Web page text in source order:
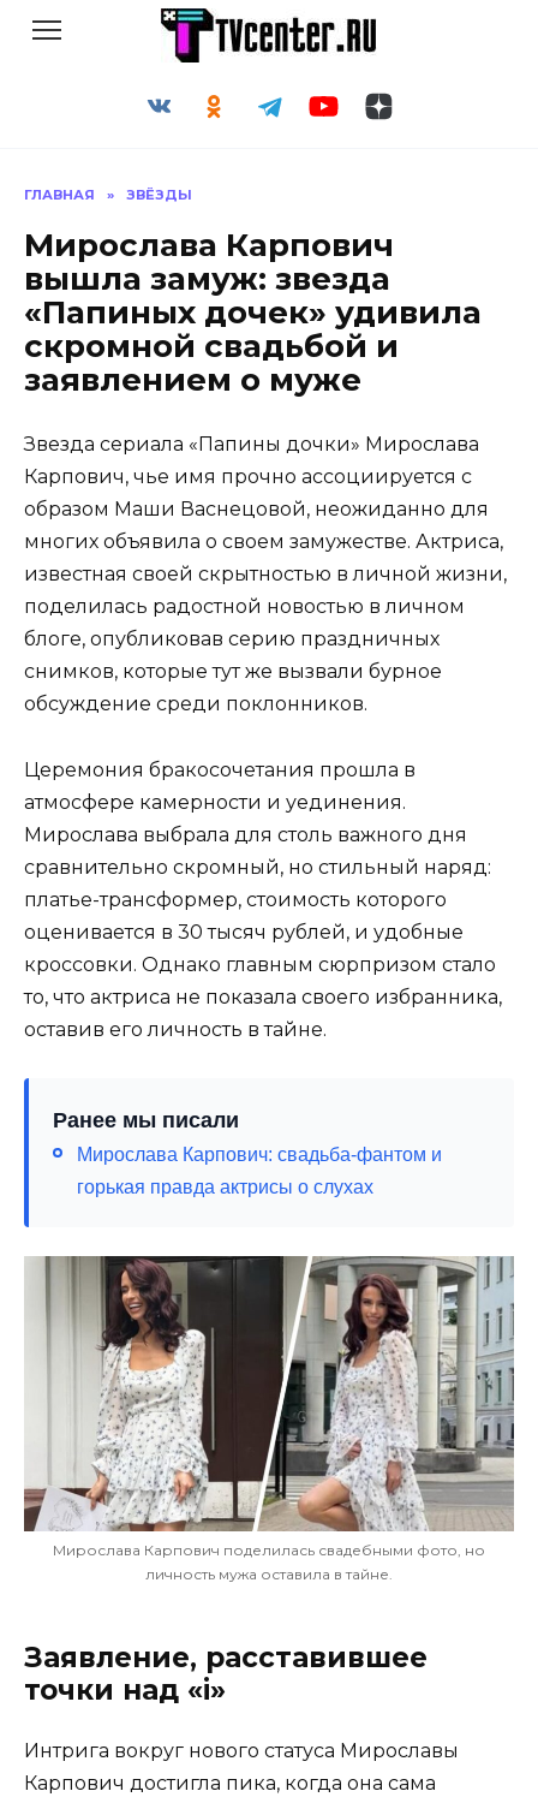
ГЛАВНАЯ » ЗВЁЗДЫ
Мирослава Карпович
вышла замуж: звезда
«Папиных дочек» удивила
скромной свадьбой и
заявлением о муже
Звезда сериала «Папины дочки» Мирослава
Карпович, чье имя прочно ассоциируется с
образом Маши Васнецовой, неожиданно для
многих объявила о своем замужестве. Актриса,
известная своей скрытностью в личной жизни,
поделилась радостной новостью в личном
блоге, опубликовав серию праздничных
снимков, которые тут же вызвали бурное
обсуждение среди поклонников.
Церемония бракосочетания прошла в
атмосфере камерности и уединения.
Мирослава выбрала для столь важного дня
сравнительно скромный, но стильный наряд:
платье-трансформер, стоимость которого
оценивается в 30 тысяч рублей, и удобные
кроссовки. Однако главным сюрпризом стало
то, что актриса не показала своего избранника,
оставив его личность в тайне.
Ранее мы писали
Мирослава Карпович: свадьба-фантом и
горькая правда актрисы о слухах
Мирослава Карпович поделилась свадебными фото, но
личность мужа оставила в тайне.
Заявление, расставившее
точки над «i»
Интрига вокруг нового статуса Мирославы
Карпович достигла пика, когда она сама